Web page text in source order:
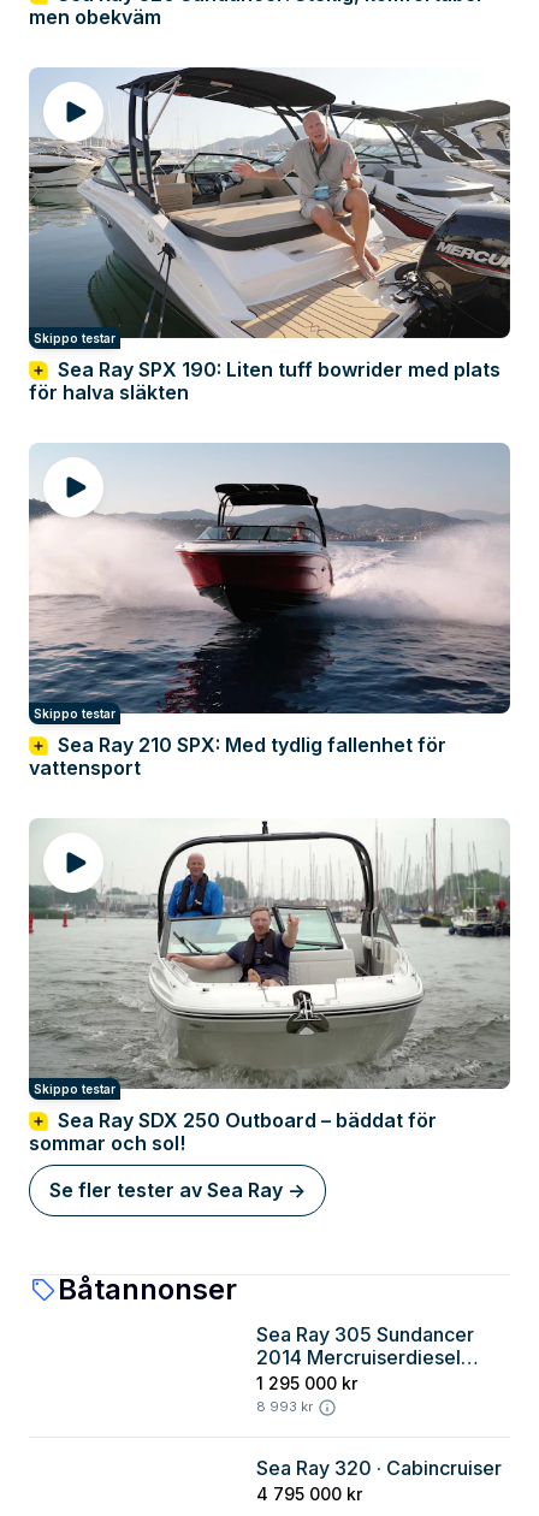
men obekväm
Skippo testar
Sea Ray SPX 190: Liten tuff bowrider med plats
för halva släkten
Skippo testar
Sea Ray 210 SPX: Med tydlig fallenhet för
vattensport
Skippo testar
Sea Ray SDX 250 Outboard – bäddat för
sommar och sol!
Se fler tester av Sea Ray ->
Båtannonser
Sea Ray 305 Sundancer
2014 Mercruiserdiesel
2014
1 295 000 kr
8 993 kr
Sea Ray 320 · Cabincruiser
4 795 000 kr